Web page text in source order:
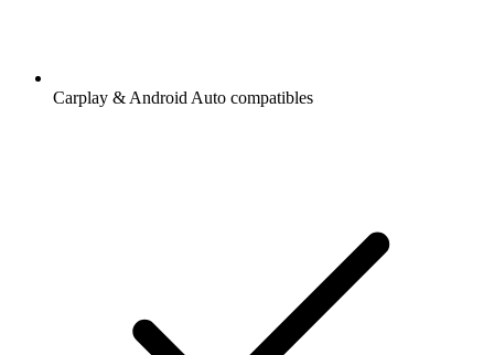
Carplay & Android Auto compatibles